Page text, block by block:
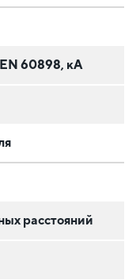
60898, кА
расстояний